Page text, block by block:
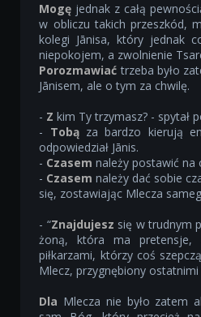
Mogę jednak z całą
w obliczu takich przeszkód,
kolegi Jānisa, który jednak
niepokojem, a zwolnienie
Porozmawiać trzeba było
Jānisem, ale o tym za chwilę.
- Z kim Ty trzymasz? - spytał
- Tobąza bardzo kierują
odpowiedział Jānis.
- Czasem należy postawić na
- Czasem należy dać sobie
się, zostawiając Mlecza
- “Znajdujesz się w trudnym
żoną, która ma pretensje,
piłkarzami, którzy coś
Mlecz, przygnębiony
Dla Mlecza nie było zatem